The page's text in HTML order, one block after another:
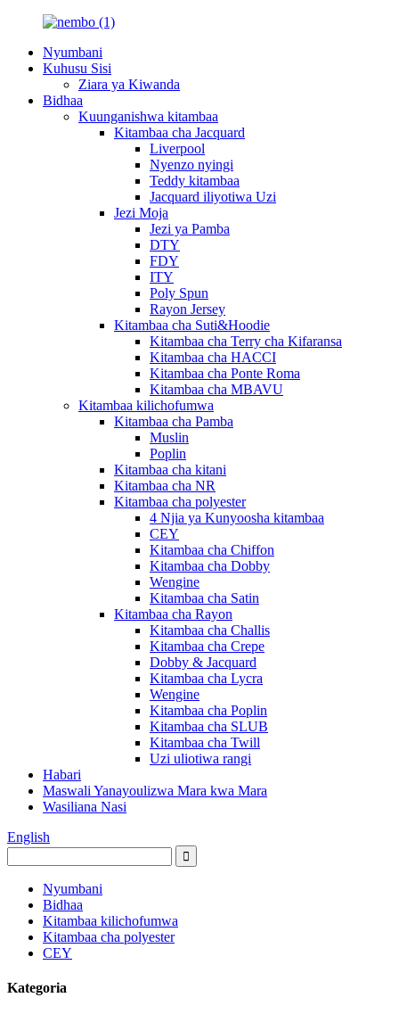
Nyumbani
Kuhusu Sisi
Ziara ya Kiwanda
Bidhaa
Kuunganishwa kitambaa
Kitambaa cha Jacquard
Liverpool
Nyenzo nyingi
Teddy kitambaa
Jacquard iliyotiwa Uzi
Jezi Moja
Jezi ya Pamba
DTY
FDY
ITY
Poly Spun
Rayon Jersey
Kitambaa cha Suti&Hoodie
Kitambaa cha Terry cha Kifaransa
Kitambaa cha HACCI
Kitambaa cha Ponte Roma
Kitambaa cha MBAVU
Kitambaa kilichofumwa
Kitambaa cha Pamba
Muslin
Poplin
Kitambaa cha kitani
Kitambaa cha NR
Kitambaa cha polyester
4 Njia ya Kunyoosha kitambaa
CEY
Kitambaa cha Chiffon
Kitambaa cha Dobby
Wengine
Kitambaa cha Satin
Kitambaa cha Rayon
Kitambaa cha Challis
Kitambaa cha Crepe
Dobby & Jacquard
Kitambaa cha Lycra
Wengine
Kitambaa cha Poplin
Kitambaa cha SLUB
Kitambaa cha Twill
Uzi uliotiwa rangi
Habari
Maswali Yanayoulizwa Mara kwa Mara
Wasiliana Nasi
English
Nyumbani
Bidhaa
Kitambaa kilichofumwa
Kitambaa cha polyester
CEY
Kategoria